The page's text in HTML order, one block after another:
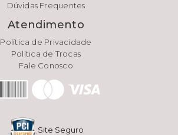
Dúvidas Frequentes
Atendimento
Política de Privacidade
Política de Trocas
Fale Conosco
Site Seguro